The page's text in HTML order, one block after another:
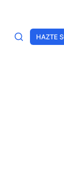
HAZTE